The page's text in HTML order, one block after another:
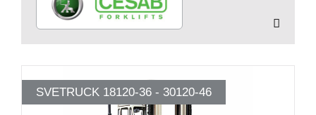
SVETRUCK 18120-36 - 30120-46